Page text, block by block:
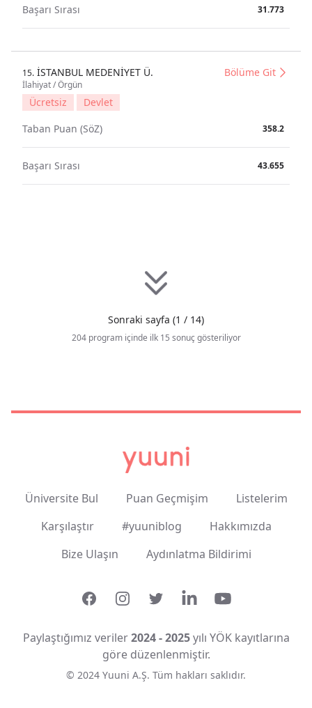
Başarı Sırası 31.773
15. İSTANBUL MEDENİYET Ü.
İlahiyat / Örgün
Bölüme Git
Ücretsiz
Devlet
Taban Puan (SöZ)
358.2
Başarı Sırası 43.655
Sonraki sayfa (1 / 14)
204 program içinde ilk 15 sonuç gösteriliyor
Üniversite Bul Puan Geçmişim
Listelerim
Karşılaştır
#yuuniblog
Hakkımızda
Bize Ulaşın
Aydınlatma Bildirimi
FacebookInstagramTwitterLinkedInYouTube
Paylaştığımız veriler2024 - 2025yılı YÖK kayıtlarına
göre düzenlenmiştir.
© 2024 Yuuni A.Ş. Tüm hakları saklıdır.